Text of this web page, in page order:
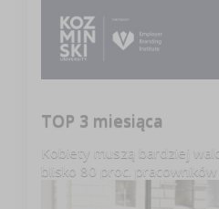
TOP 3 miesiąca
Kobiety muszą bardziej
blisko 80 proc. pracowników